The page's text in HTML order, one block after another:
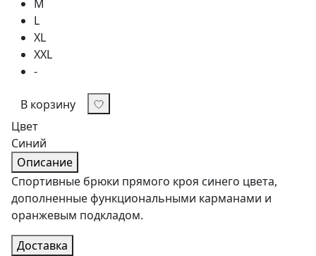
M
L
XL
XXL
-
В корзину
Цвет
Синий
Описание
Спортивные брюки прямого кроя синего цвета,
дополненные функциональными карманами и
оранжевым подкладом.
Доставка